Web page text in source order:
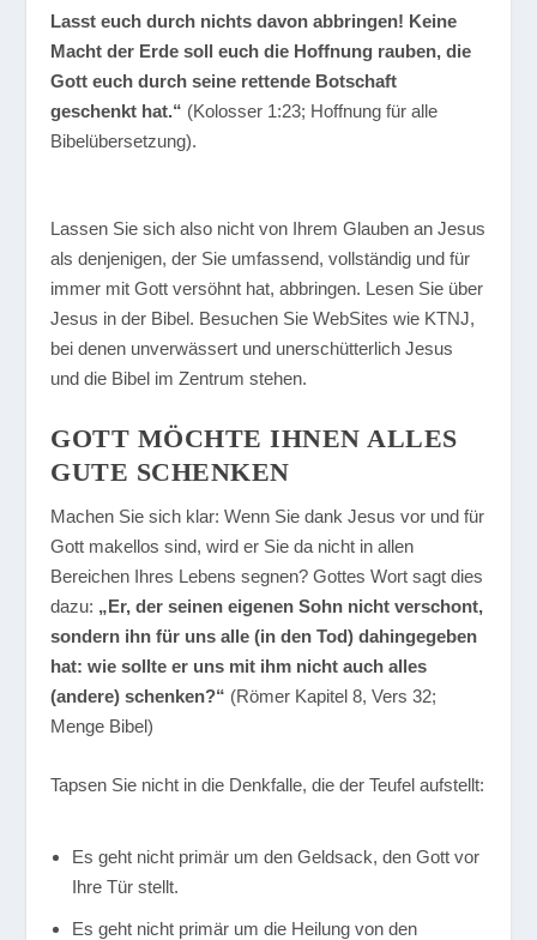
Lasst euch durch nichts davon abbringen! Keine
Macht der Erde soll euch die Hoffnung rauben, die
Gott euch durch seine rettende Botschaft
geschenkt hat.“ (Kolosser 1:23; Hoffnung für alle
Bibelübersetzung).
Lassen Sie sich also nicht von Ihrem Glauben an Jesus
als denjenigen, der Sie umfassend, vollständig und für
immer mit Gott versöhnt hat, abbringen. Lesen Sie über
Jesus in der Bibel. Besuchen Sie WebSites wie KTNJ,
bei denen unverwässert und unerschütterlich Jesus
und die Bibel im Zentrum stehen.
GOTT MÖCHTE IHNEN ALLES
GUTE SCHENKEN
Machen Sie sich klar: Wenn Sie dank Jesus vor und für
Gott makellos sind, wird er Sie da nicht in allen
Bereichen Ihres Lebens segnen? Gottes Wort sagt dies
dazu: „Er, der seinen eigenen Sohn nicht verschont,
sondern ihn für uns alle (in den Tod) dahingegeben
hat: wie sollte er uns mit ihm nicht auch alles
(andere) schenken?“ (Römer Kapitel 8, Vers 32;
Menge Bibel)
Tapsen Sie nicht in die Denkfalle, die der Teufel aufstellt:
Es geht nicht primär um den Geldsack, den Gott vor
Ihre Tür stellt.
Es geht nicht primär um die Heilung von den